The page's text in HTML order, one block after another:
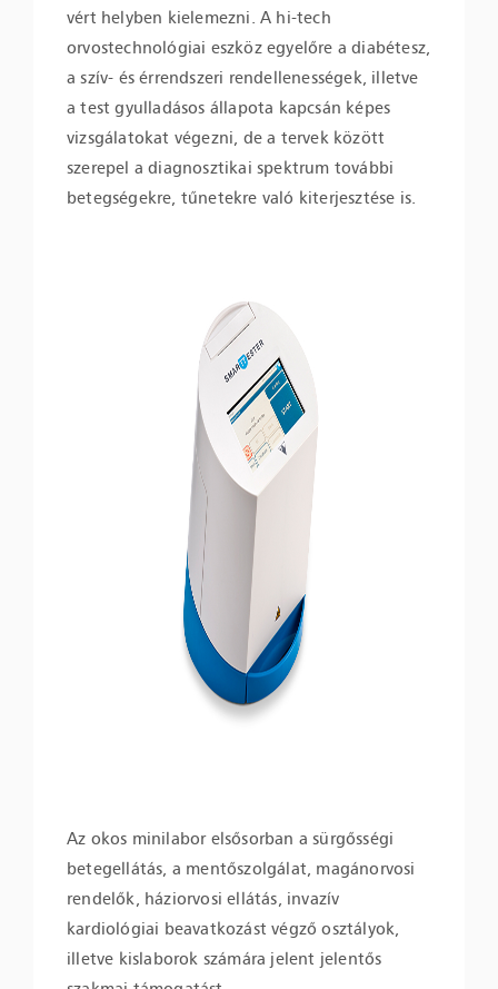
vért helyben kielemezni. A hi-tech
orvostechnológiai eszköz egyelőre a diabétesz,
a szív- és érrendszeri rendellenességek, illetve
a test gyulladásos állapota kapcsán képes
vizsgálatokat végezni, de a tervek között
szerepel a diagnosztikai spektrum további
betegségekre, tűnetekre való kiterjesztése is.
Az okos minilabor elsősorban a sürgősségi
betegellátás, a mentőszolgálat, magánorvosi
rendelők, háziorvosi ellátás, invazív
kardiológiai beavatkozást végző osztályok,
illetve kislaborok számára jelent jelentős